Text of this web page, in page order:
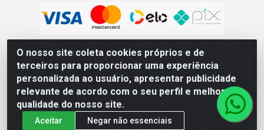
O nosso site coleta cookies próprios e de
terceiros para proporcionar uma experiência
personalizada ao usuário, apresentar publicidade
relevante de acordo com o seu perfil e melhorar a
qualidade do nosso site.
Aceitar Negar não essenciais
Distribuidora Timbiras - Rua Manoel Eudóxio Pereira, 3787 –
Beirol, Macapá – AP - CNPJ 05.326.875/0001-00